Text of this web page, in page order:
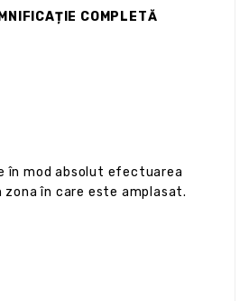
COMPLETĂ
în mod absolut efectuarea
zona în care este amplasat.